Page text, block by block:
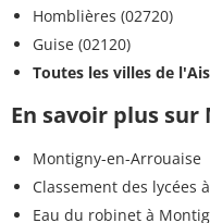
Homblières (02720)
Guise (02120)
Toutes les villes de
En savoir plus
Montigny-en-Arrouaise
Classement des lycées
Eau du robinet à